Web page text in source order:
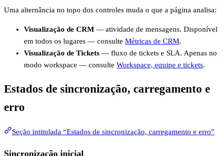
Uma alternância no topo dos controles muda o que a página analisa:
Visualização de CRM — atividade de mensagens. Disponível
em todos os lugares — consulte Métricas de CRM.
Visualização de Tickets — fluxo de tickets e SLA. Apenas no
modo workspace — consulte Workspace, equipe e tickets.
Estados de sincronização, carregamento e
erro
Seção intitulada “Estados de sincronização, carregamento e erro”
Sincronização inicial